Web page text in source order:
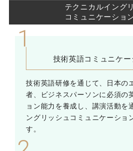
テクニカルイング
コミュニケーショ
技術英語コミュニケ
技術英語研修を通じて、日本の
者、ビジネスパーソンに必須の
ョン能力を養成し、講演活動を
ングリッシュコミュニケーショ
す。